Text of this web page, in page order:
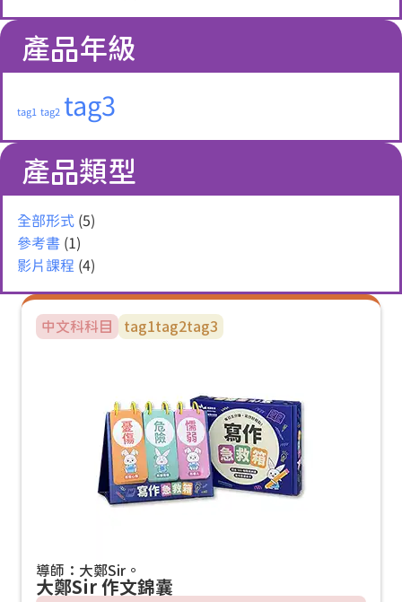
產品年級
tag1 tag2 tag3
產品類型
全部形式 (5)
參考書 (1)
影片課程 (4)
中文科科目 tag1 tag2tag3
導師：大鄭Sir。
大鄭Sir 作文錦囊